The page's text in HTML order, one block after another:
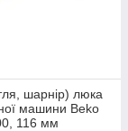
шарнір) люка
машини Beko
116 мм